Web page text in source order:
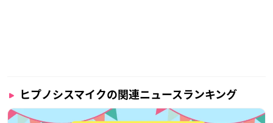
ヒプノシスマイクの関連ニュースランキング